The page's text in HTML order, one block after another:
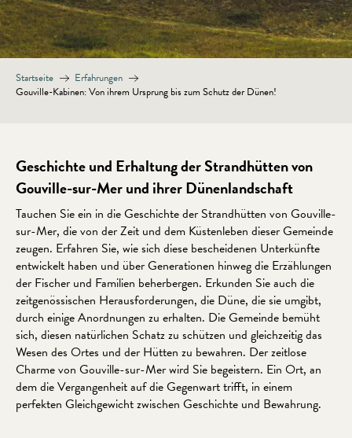
Startseite
Erfahrungen
Gouville-Kabinen: Von ihrem Ursprung bis zum Schutz der Dünen!
Geschichte und Erhaltung der Strandhütten von
Gouville-sur-Mer und ihrer Dünenlandschaft
Tauchen Sie ein in die Geschichte der Strandhütten von Gouville-
sur-Mer, die von der Zeit und dem Küstenleben dieser Gemeinde
zeugen. Erfahren Sie, wie sich diese bescheidenen Unterkünfte
entwickelt haben und über Generationen hinweg die Erzählungen
der Fischer und Familien beherbergen. Erkunden Sie auch die
zeitgenössischen Herausforderungen, die Düne, die sie umgibt,
durch einige Anordnungen zu erhalten. Die Gemeinde bemüht
sich, diesen natürlichen Schatz zu schützen und gleichzeitig das
Wesen des Ortes und der Hütten zu bewahren. Der zeitlose
Charme von Gouville-sur-Mer wird Sie begeistern. Ein Ort, an
dem die Vergangenheit auf die Gegenwart trifft, in einem
perfekten Gleichgewicht zwischen Geschichte und Bewahrung.